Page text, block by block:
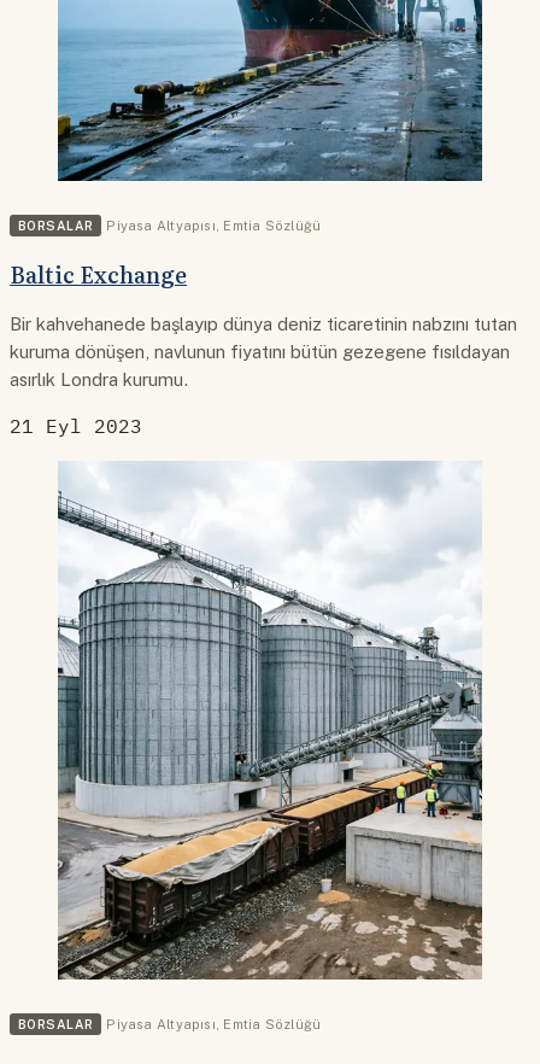
BORSALAR Piyasa Altyapısı Emtia Sözlüğü
Baltic Exchange
Bir kahvehanede başlayıp dünya deniz ticaretinin nabzını tutan
kuruma dönüşen, navlunun fiyatını bütün gezegene fısıldayan
asırlık Londra kurumu.
21 Eyl 2023
BORSALAR Piyasa Altyapısı Emtia Sözlüğü